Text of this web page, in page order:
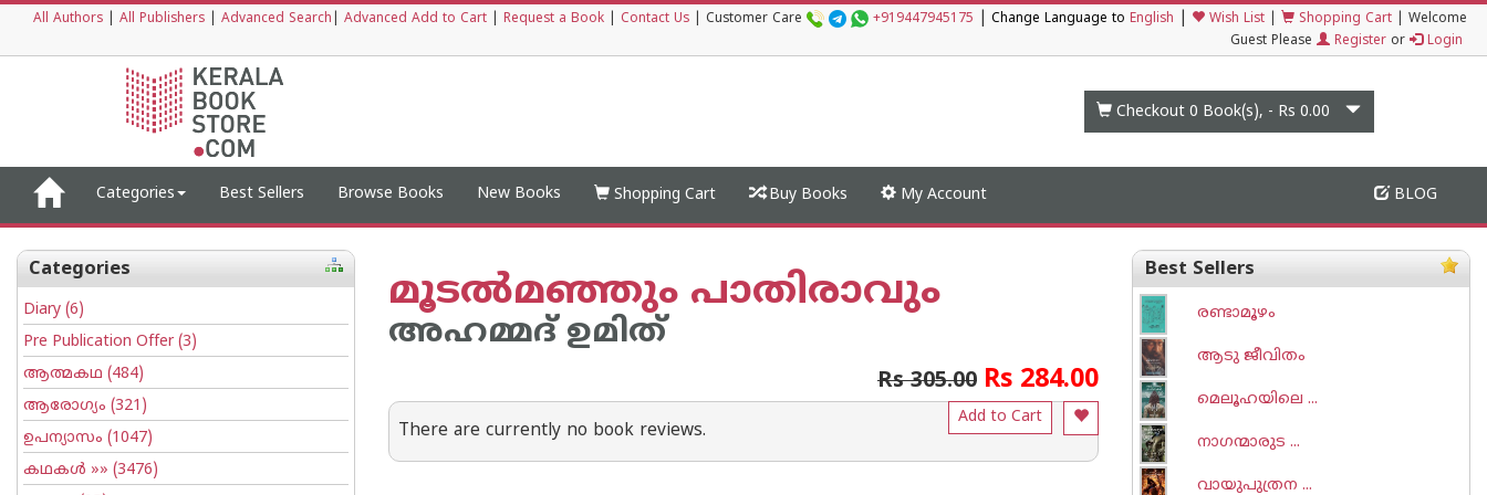
All Authors All Publishers Advanced Search Advanced Add to Cart Request a Book Contact Us Customer Care +919447945175 Change Language to English Wish List Shopping Cart
Welcome
Guest Please
Register or Login
Checkout 0 Book(s), - Rs 0.00
Categories Best Sellers Browse Books New Books Shopping Cart Buy Books My Account BLOG
Categories
Diary (6)
Pre Publication Offer(3)
ആത്മകഥ (484)
ആരോഗ്യം (321)
ഉപന്യാസം (1047)
കഥകള്‍ »» (3476)
മൂടല്‍മഞ്ഞും പാതിരാവും
അഹമ്മദ് ഉമിത്
Rs 305.00 Rs 284.00
Add to Cart
There are currently no book reviews.
Best Sellers
രണ്ടാമൂഴം
ആടു ജീവിതം
മെലൂഹയിലെ ...
നാഗന്മാരുട ...
വായുപുത്രന ...